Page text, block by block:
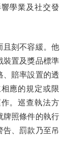
學業及社交發
刻不容緩。他
裝置及獎品標準
、賠率設置的透
應的規定或限
。巡查執法方
牌照條件的執行
告、罰款乃至吊